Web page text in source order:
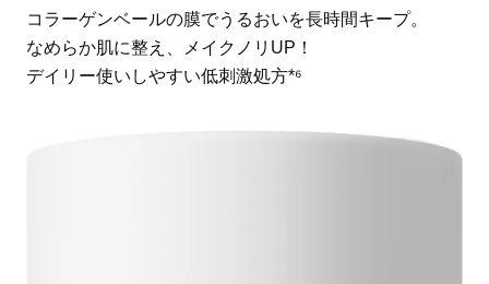
コラーゲンベールの膜でうるおいを長時間キープ。
なめらか肌に整え、メイクノリUP！
デイリー使いしやすい低刺激処方*⁶